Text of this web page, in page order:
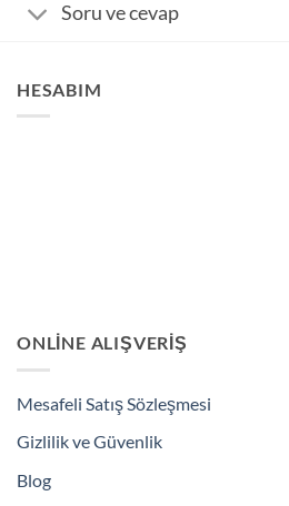
Soru ve cevap
HESABIM
ONLINE ALIŞVERIŞ
Mesafeli Satış Sözleşmesi
Gizlilik ve Güvenlik
Blog